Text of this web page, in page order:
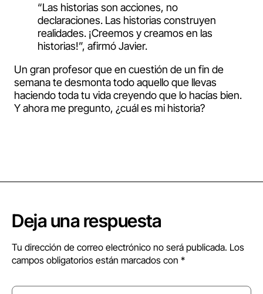
“Las historias son acciones, no
declaraciones. Las historias construyen
realidades. ¡Creemos y creamos en las
historias!”, afirmó Javier.
Un gran profesor que en cuestión de un fin de
semana te desmonta todo aquello que llevas
haciendo toda tu vida creyendo que lo hacías bien.
Y ahora me pregunto, ¿cuál es mi historia?
Deja una respuesta
Tu dirección de correo electrónico no será publicada. Los
campos obligatorios están marcados con *